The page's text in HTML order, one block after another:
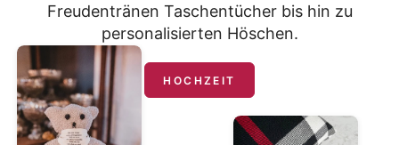
Freudentränen Taschentücher bis hin zu
personalisierten Höschen.
HOCHZEIT